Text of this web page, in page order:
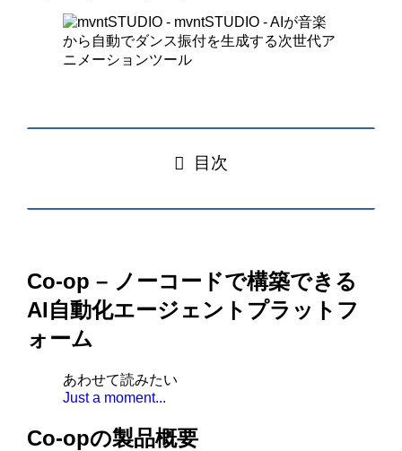
目次
Co-op – ノーコードで構築できる
AI自動化エージェントプラットフ
ォーム
あわせて読みたい
Just a moment...
Co-opの製品概要